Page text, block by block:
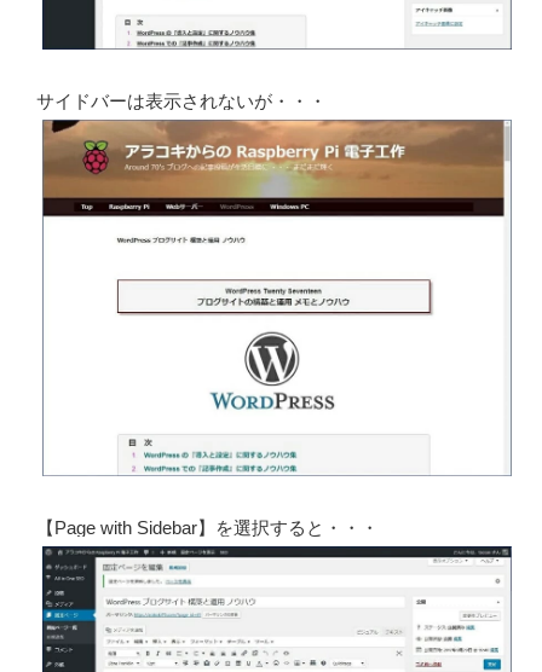
サイドバーは表示されないが・・・
【Page with Sidebar】を選択すると・・・